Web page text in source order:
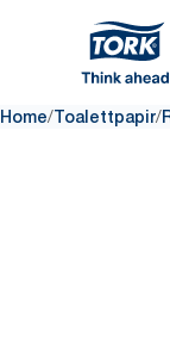
Home/Toalettpapir/